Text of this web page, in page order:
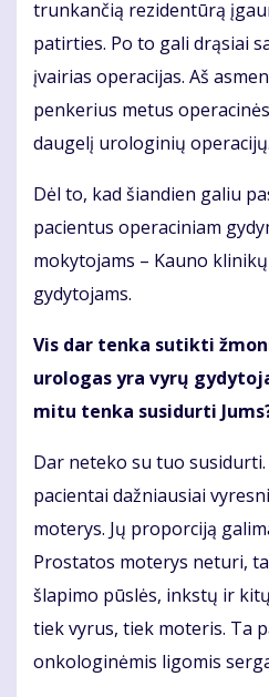
trunkančią rezidentūrą
patirties. Po to gali drąsiai
įvairias operacijas. Aš
penkerius metus
daugelį urologinių operacijų.
Dėl to, kad šiandien galiu
pacientus operaciniam
mokytojams – Kauno
gydytojams.
Vis dar tenka sutikti
urologas yra vyrų
mitu tenka susidurti
Dar neteko su tuo
pacientai dažniausiai
moterys. Jų proporciją
Prostatos moterys neturi,
šlapimo pūslės, inkstų ir
tiek vyrus, tiek moteris. Ta
onkologinėmis ligomis